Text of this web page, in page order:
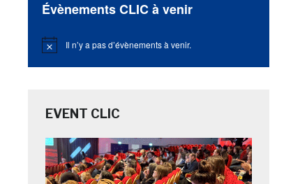
Évènements CLIC à venir
Notice Il n’y a pas d’évènements à venir.
EVENT CLIC